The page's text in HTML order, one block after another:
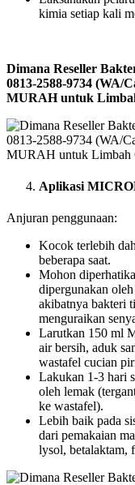
kimia setiap kali
Dimana Reseller
0813-2588-9734 (WA/
MURAH untuk
Aplikasi
Anjuran penggunaan:
Kocok terlebih
beberapa saat.
Mohon
dipergunakan
akibatnya bakteri
menguraikan
Larutkan 150 ml
air bersih, aduk
wastafel cucian
Lakukan 1-3 hari
oleh lemak
ke wastafel).
Lebih baik pada
dari pemakaian
lysol, betalaktam,